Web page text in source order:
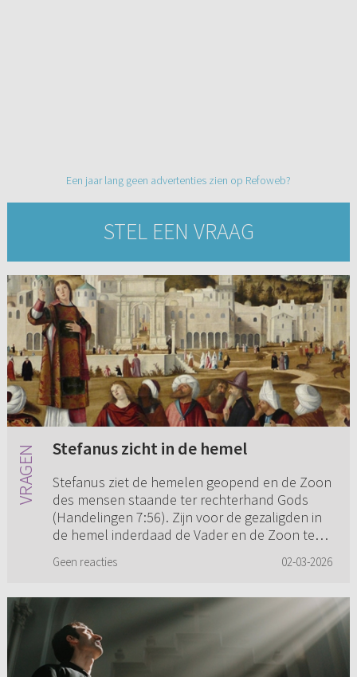
Een jaar lang geen advertenties zien op Refoweb?
STEL EEN VRAAG
Stefanus zicht in de hemel
Stefanus ziet de hemelen geopend en de Zoon
des mensen staande ter rechterhand Gods
(Handelingen 7:56). Zijn voor de gezaligden in
de hemel inderdaad de Vader en de Zoon te
Geen reacties 02-03-2026